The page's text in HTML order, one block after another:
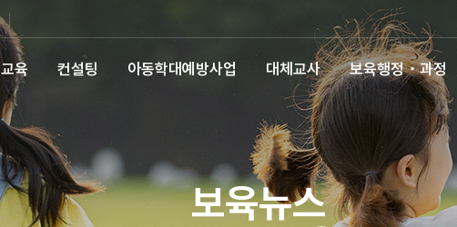
교육 컨설팅 아동학대예방사업 대체교사 보육행정・과정
보육뉴스